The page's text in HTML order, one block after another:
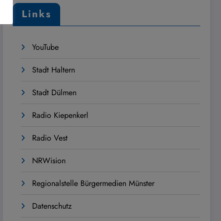
Links
YouTube
Stadt Haltern
Stadt Dülmen
Radio Kiepenkerl
Radio Vest
NRWision
Regionalstelle Bürgermedien Münster
Datenschutz